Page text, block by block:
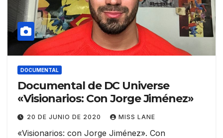
DOCUMENTAL
Documental de DC Universe
«Visionarios: Con Jorge Jiménez»
20 DE JUNIO DE 2020 MISS LANE
«Visionarios: con Jorge Jiménez». Con